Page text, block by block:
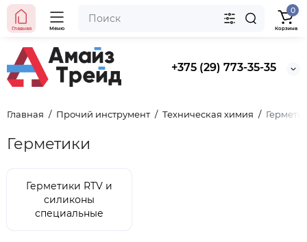
+375 (29) 773-35-35
Главная Меню
0
Корзина
Главная Прочий инструмент Техническая химия
Герметики
Герметики RTV и
силиконы
специальные